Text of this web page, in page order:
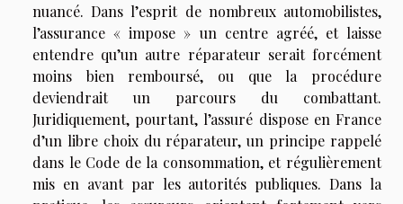
nuancé. Dans l’esprit de nombreux automobilistes,
l’assurance « impose » un centre agréé, et laisse
entendre qu’un autre réparateur serait forcément
moins bien remboursé, ou que la procédure
deviendrait un parcours du combattant.
Juridiquement, pourtant, l’assuré dispose en France
d’un libre choix du réparateur, un principe rappelé
dans le Code de la consommation, et régulièrement
mis en avant par les autorités publiques. Dans la